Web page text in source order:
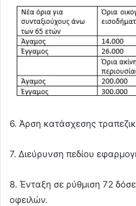
6. Άρση κατάσχεσης
7. Διεύρυνση πεδίου
8. Ένταξη σε ρύθμιση 72
οφειλών.